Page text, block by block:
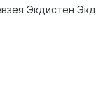
Экдистен